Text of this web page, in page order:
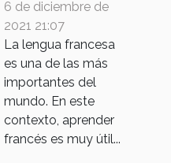
hacerlo
eficazmente?
6 de diciembre de
2021 21:07
La lengua francesa
es una de las más
importantes del
mundo. En este
contexto, aprender
francés es muy útil...